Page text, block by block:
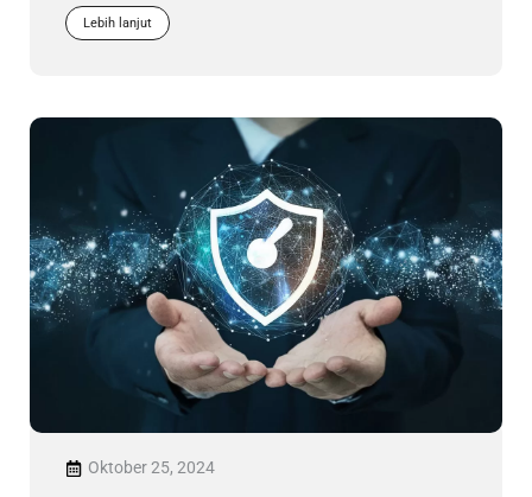
Lebih lanjut
Oktober 25, 2024